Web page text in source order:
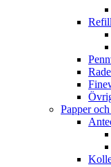
Papper